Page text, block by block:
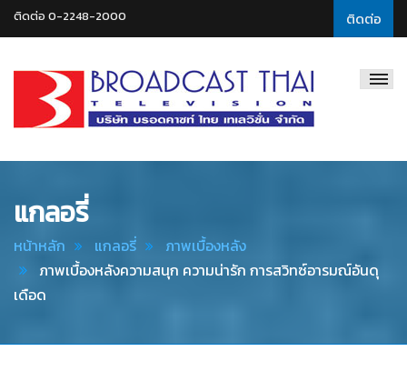
ติดต่อ
ติดต่อ 0-2248-2000
Thai
แกลอรี่
หน้าหลัก แกลอรี่
ภาพเบื้องหลัง
ภาพเบื้องหลังความสนุก ความน่ารัก การสวิทซ์อารมณ์อันดุ
เดือด